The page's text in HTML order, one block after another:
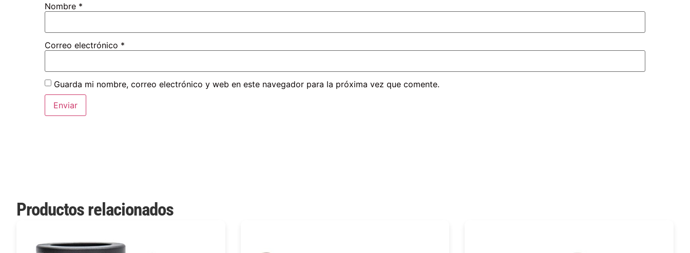
Nombre *
Correo electrónico *
Guarda mi nombre, correo electrónico y web en este navegador para la próxima vez que comente.
Productos relacionados